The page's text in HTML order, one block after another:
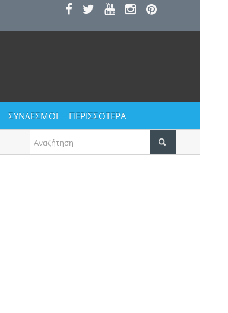
ΣΥΝΔΕΣΜΟΙ ΠΕΡΙΣΣΟΤΕΡΑ
Αυγουστιάτικο ξεφάντωμα στους Αγίους
Δεκαπενταύγουστο